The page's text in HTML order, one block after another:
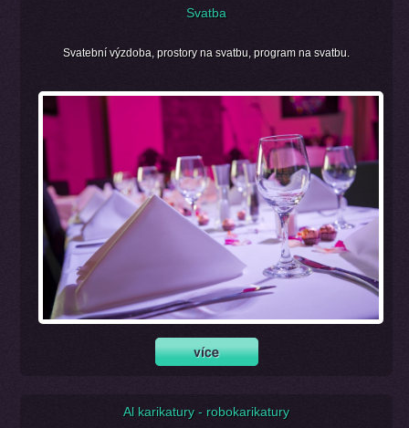
Svatba
Svatební výzdoba, prostory na svatbu, program na svatbu.
Al karikatury - robokarikatury